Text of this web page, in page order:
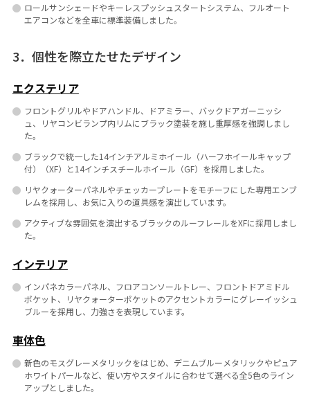
ロールサンシェードやキーレスプッシュスタートシステム、フルオート
エアコンなどを全車に標準装備しました。
3．個性を際立たせたデザイン
エクステリア
フロントグリルやドアハンドル、ドアミラー、バックドアガーニッシ
ュ、リヤコンビランプ内リムにブラック塗装を施し重厚感を強調しまし
た。
ブラックで統一した14インチアルミホイール（ハーフホイールキャップ
付）（XF）と14インチスチールホイール（GF）を採用しました。
リヤクォーターパネルやチェッカープレートをモチーフにした専用エンブ
レムを採用し、お気に入りの道具感を演出しています。
アクティブな雰囲気を演出するブラックのルーフレールをXFに採用しまし
た。
インテリア
インパネカラーパネル、フロアコンソールトレー、フロントドアミドル
ポケット、リヤクォーターポケットのアクセントカラーにグレーイッシュ
ブルーを採用し、力強さを表現しています。
車体色
新色のモスグレーメタリックをはじめ、デニムブルーメタリックやピュア
ホワイトパールなど、使い方やスタイルに合わせて選べる全5色のライン
アップとしました。